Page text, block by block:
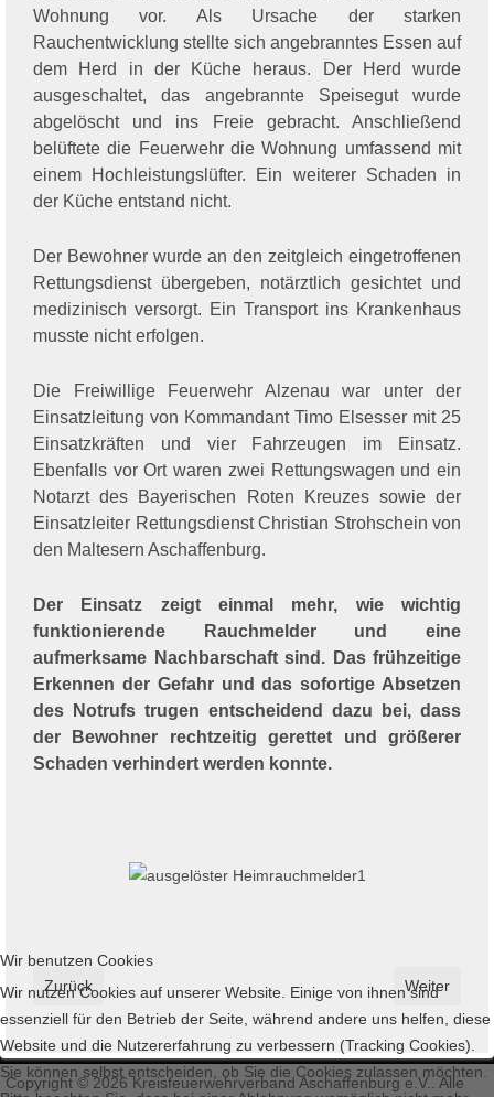
Wohnung vor. Als Ursache der starken
Rauchentwicklung stellte sich angebranntes Essen auf
dem Herd in der Küche heraus. Der Herd wurde
ausgeschaltet, das angebrannte Speisegut wurde
abgelöscht und ins Freie gebracht. Anschließend
belüftete die Feuerwehr die Wohnung umfassend mit
einem Hochleistungslüfter. Ein weiterer Schaden in
der Küche entstand nicht.
Der Bewohner wurde an den zeitgleich eingetroffenen
Rettungsdienst übergeben, notärztlich gesichtet und
medizinisch versorgt. Ein Transport ins Krankenhaus
musste nicht erfolgen.
Die Freiwillige Feuerwehr Alzenau war unter der
Einsatzleitung von Kommandant Timo Elsesser mit 25
Einsatzkräften und vier Fahrzeugen im Einsatz.
Ebenfalls vor Ort waren zwei Rettungswagen und ein
Notarzt des Bayerischen Roten Kreuzes sowie der
Einsatzleiter Rettungsdienst Christian Strohschein von
den Maltesern Aschaffenburg.
Der Einsatz zeigt einmal mehr, wie wichtig
funktionierende Rauchmelder und eine
aufmerksame Nachbarschaft sind. Das frühzeitige
Erkennen der Gefahr und das sofortige Absetzen
des Notrufs trugen entscheidend dazu bei, dass
der Bewohner rechtzeitig gerettet und größerer
Schaden verhindert werden konnte.
Vorheriger Beitrag: Blaulichtgottesdienst im Kiliansdom
Zurück Nächster
Weiter
Copyright © 2026 Kreisfeuerwehrverband Aschaffenburg e.V.. Alle
Wir benutzen Cookies
Wir nutzen Cookies auf unserer Website. Einige von ihnen sind
essenziell für den Betrieb der Seite, während andere uns helfen, diese
Website und die Nutzererfahrung zu verbessern (Tracking Cookies).
Sie können selbst entscheiden, ob Sie die Cookies zulassen möchten.